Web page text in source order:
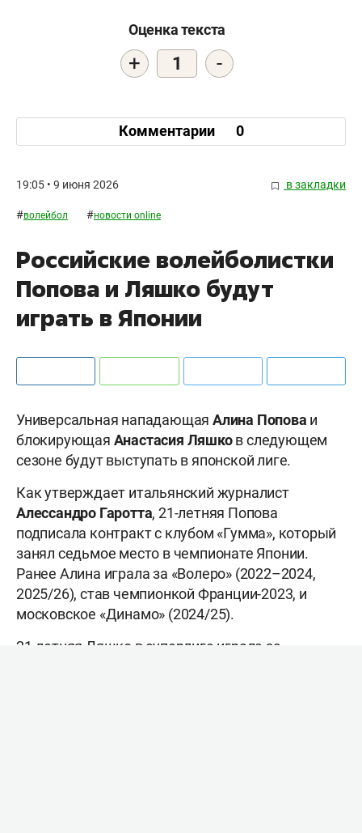
Оценка текста
+ 1 -
Комментарии 0
19:05 • 9 июня 2026 в закладки
#волейбол #новости online
Российские волейболистки
Попова и Ляшко будут
играть в Японии
Универсальная нападающая Алина Попова и
блокирующая Анастасия Ляшков следующем
сезоне будут выступать в японской лиге.
Как утверждает итальянский журналист
Алессандро Гаротта, 21-летняя Попова
подписала контракт с клубом «Гумма», который
занял седьмое место в чемпионате Японии.
Ранее Алина играла за «Волеро» (2022–2024,
2025/26), став чемпионкой Франции-2023, и
московское «Динамо» (2024/25).
21-летняя Ляшко в суперлиге играла за